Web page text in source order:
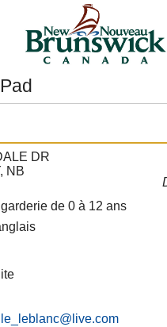
DR
NB
de 0 à 12 ans